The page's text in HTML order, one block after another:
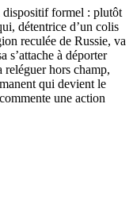
dispositif formel : plutôt
détentrice d’un colis
reculée de Russie, va
s’attache à déporter
hors champ,
qui devient le
une action